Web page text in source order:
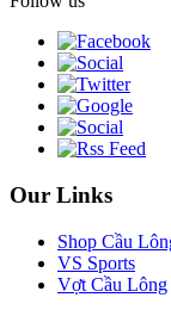
Our Links
Shop Cầu
VS Sports
Vợt Cầu Lông